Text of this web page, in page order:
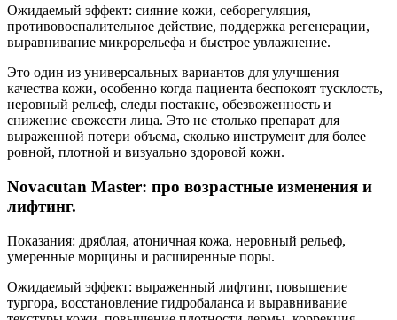
Ожидаемый эффект: сияние кожи, себорегуляция,
противовоспалительное действие, поддержка регенерации,
выравнивание микрорельефа и быстрое увлажнение.
Это один из универсальных вариантов для улучшения
качества кожи, особенно когда пациента беспокоят тусклость,
неровный рельеф, следы постакне, обезвоженность и
снижение свежести лица. Это не столько препарат для
выраженной потери объема, сколько инструмент для более
ровной, плотной и визуально здоровой кожи.
Novacutan Master: про возрастные изменения и
лифтинг.
Показания: дряблая, атоничная кожа, неровный рельеф,
умеренные морщины и расширенные поры.
Ожидаемый эффект: выраженный лифтинг, повышение
тургора, восстановление гидробаланса и выравнивание